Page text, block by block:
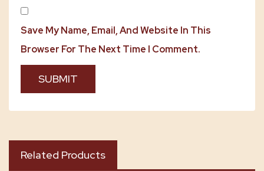
Save My Name, Email, And Website In This
Browser For The Next Time I Comment.
Related Products